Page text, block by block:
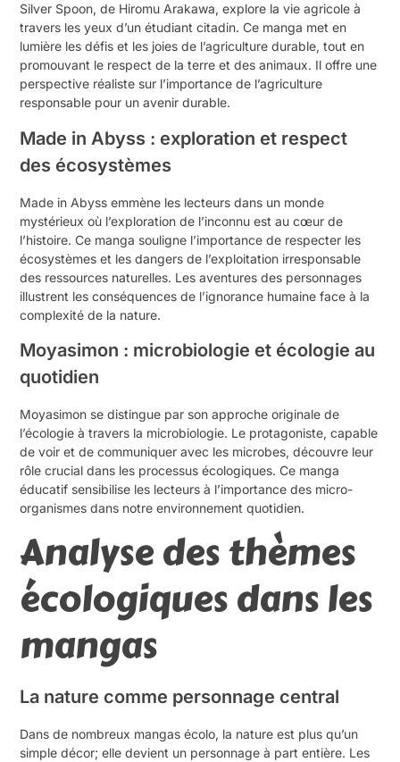
Silver Spoon, de Hiromu Arakawa, explore la vie agricole à
travers les yeux d’un étudiant citadin. Ce manga met en
lumière les défis et les joies de l’agriculture durable, tout en
promouvant le respect de la terre et des animaux. Il offre une
perspective réaliste sur l’importance de l’agriculture
responsable pour un avenir durable.
Made in Abyss : exploration et respect
des écosystèmes
Made in Abyss emmène les lecteurs dans un monde
mystérieux où l’exploration de l’inconnu est au cœur de
l’histoire. Ce manga souligne l’importance de respecter les
écosystèmes et les dangers de l’exploitation irresponsable
des ressources naturelles. Les aventures des personnages
illustrent les conséquences de l’ignorance humaine face à la
complexité de la nature.
Moyasimon : microbiologie et écologie au
quotidien
Moyasimon se distingue par son approche originale de
l’écologie à travers la microbiologie. Le protagoniste, capable
de voir et de communiquer avec les microbes, découvre leur
rôle crucial dans les processus écologiques. Ce manga
éducatif sensibilise les lecteurs à l’importance des micro-
organismes dans notre environnement quotidien.
Analyse des thèmes
écologiques dans les
mangas
La nature comme personnage central
Dans de nombreux mangas écolo, la nature est plus qu’un
simple décor; elle devient un personnage à part entière. Les